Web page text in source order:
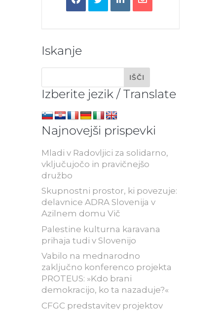
Iskanje
Izberite jezik / Translate
Najnovejši prispevki
Mladi v Radovljici za solidarno,
vključujočo in pravičnejšo
družbo
Skupnostni prostor, ki povezuje:
delavnice ADRA Slovenija v
Azilnem domu Vič
Palestine kulturna karavana
prihaja tudi v Slovenijo
Vabilo na mednarodno
zaključno konferenco projekta
PROTEUS: »Kdo brani
demokracijo, ko ta nazaduje?«
CFGC predstavitev projektov